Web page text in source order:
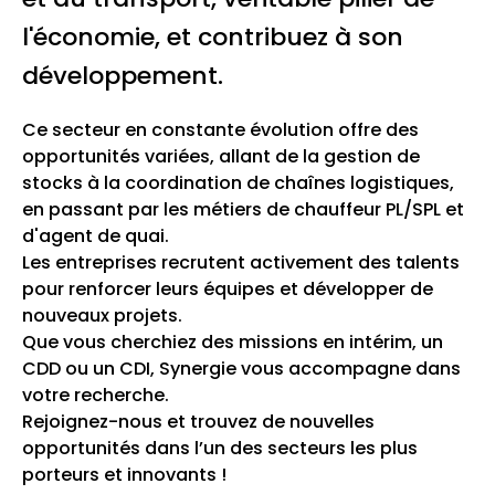
l'économie, et contribuez à son
développement.
Ce secteur en constante évolution offre des
opportunités variées, allant de la gestion de
stocks à la coordination de chaînes logistiques,
en passant par les métiers de chauffeur PL/SPL et
d'agent de quai.
Les entreprises recrutent activement des talents
pour renforcer leurs équipes et développer de
nouveaux projets.
Que vous cherchiez des missions en intérim, un
CDD ou un CDI, Synergie vous accompagne dans
votre recherche.
Rejoignez-nous et trouvez de nouvelles
opportunités dans l’un des secteurs les plus
porteurs et innovants !